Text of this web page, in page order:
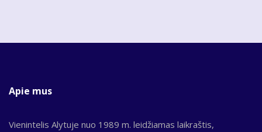
Apie mus
Vienintelis Alytuje nuo 1989 m. leidžiamas laikraštis,